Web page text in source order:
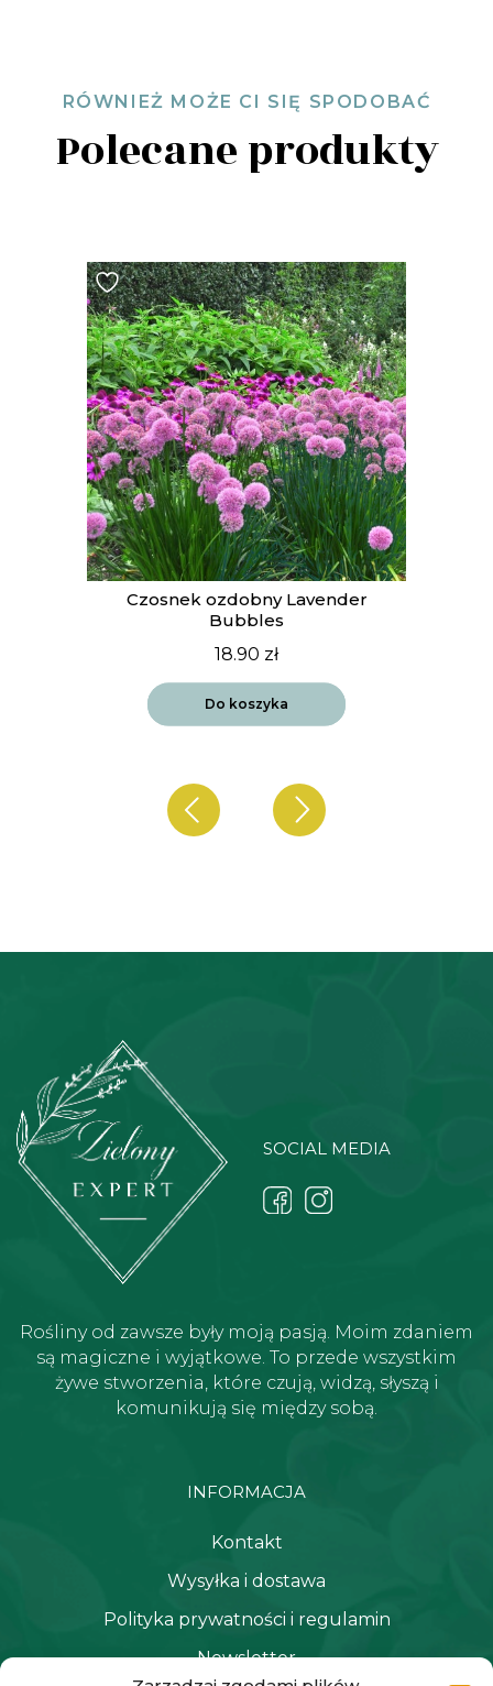
RÓWNIEŻ MOŻE CI SIĘ SPODOBAĆ
Polecane produkty
Czosnek ozdobny Lavender
Bubbles
18.90 zł
Do koszyka
SOCIAL MEDIA
Rośliny od zawsze były moją pasją. Moim zdaniem
są magiczne i wyjątkowe. To przede wszystkim
żywe stworzenia, które czują, widzą, słyszą i
komunikują się między sobą.
INFORMACJA
Kontakt
Wysyłka i dostawa
Polityka prywatności i regulamin
Newsletter